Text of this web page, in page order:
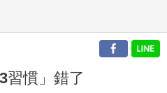
習慣」錯了